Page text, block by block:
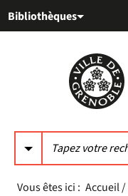
au
auBibliothèques
Vous êtes ici : Accueil/